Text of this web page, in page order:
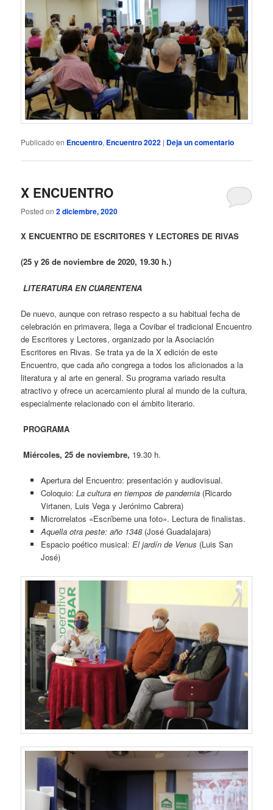
Publicado en Encuentro, Encuentro 2022 | Deja un comentario
X ENCUENTRO
Posted on2 diciembre, 2020
X ENCUENTRO DE ESCRITORES Y LECTORES DE RIVAS
(25 y 26 de noviembre de 2020, 19.30 h.)
LITERATURA EN CUARENTENA
De nuevo, aunque con retraso respecto a su habitual fecha de
celebración en primavera, llega a Covibar el tradicional Encuentro
de Escritores y Lectores, organizado por la Asociación
Escritores en Rivas. Se trata ya de la X edición de este
Encuentro, que cada año congrega a todos los aficionados a la
literatura y al arte en general. Su programa variado resulta
atractivo y ofrece un acercamiento plural al mundo de la cultura,
especialmente relacionado con el ámbito literario.
PROGRAMA
Miércoles, 25 de noviembre, 19.30 h.
Apertura del Encuentro: presentación y audiovisual.
Coloquio: La cultura en tiempos de pandemia (Ricardo
Virtanen, Luis Vega y Jerónimo Cabrera)
Microrrelatos «Escríbeme una foto». Lectura de finalistas.
Aquella otra peste: año 1348(José Guadalajara)
Espacio poético musical: El jardín de Venus (Luis San
José)